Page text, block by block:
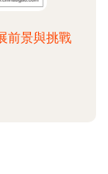
前景與挑戰